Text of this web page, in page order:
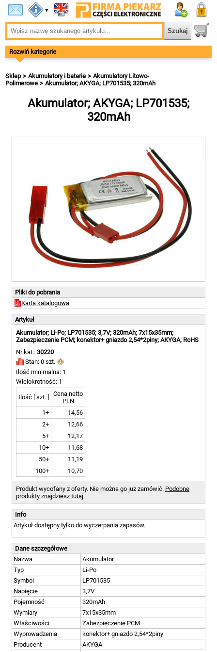
▾
Rozwiń kategorie
Sklep Akumulatory i baterie
Akumulatory Litowo-
Polimerowe
Akumulator; AKYGA; LP701535; 320mAh
Akumulator; AKYGA; LP701535;
320mAh
Pliki do pobrania
Karta katalogowa
Artykuł
Akumulator; Li-Po; LP701535; 3,7V; 320mAh; 7x15x35mm;
Zabezpieczenie PCM; konektor+ gniazdo 2,54*2piny; AKYGA; RoHS
Nr kat.: 30220
Stan: 0 szt.
Ilość minimalna: 1
Wielokrotność: 1
Ilość [ szt. ]
Cena netto
PLN
1+
14,56
2+
12,66
5+
12,17
10+
11,68
50+
11,19
100+
10,70
Produkt wycofany z oferty. Nie można go już zamówić. Podobne
produkty znajdziesz tutaj.
Info
Artykuł dostępny tylko do wyczerpania zapasów.
Dane szczegółowe
Nazwa
Akumulator
Typ
Li-Po
Symbol
LP701535
Napięcie
3,7V
Pojemność
320mAh
Wymiary
7x15x35mm
Właściwości
Zabezpieczenie PCM
Wyprowadzenia
konektor+ gniazdo 2,54*2piny
Producent
AKYGA